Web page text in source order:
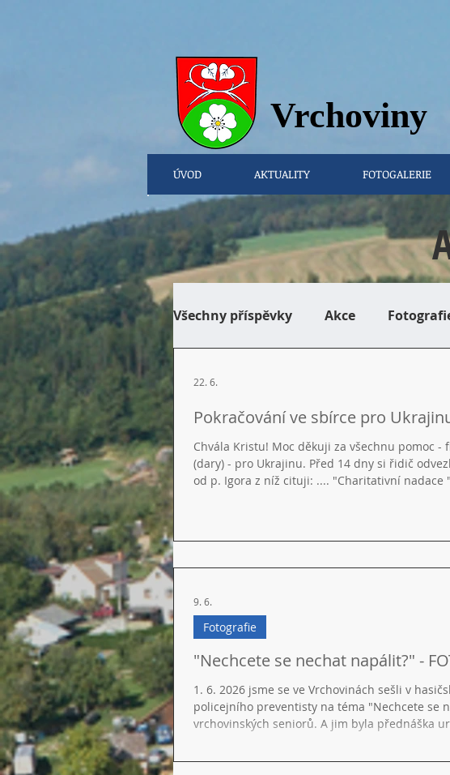
ÚVOD AKTUALITY FOTOGALERIE
Vrchoviny
Všechny příspěvky Akce
Pokračování ve sbírce pro
Chvála Kristu! Moc děkuji za všechnu pomoc
(dary) - pro Ukrajinu. Před 14 dny si řidič
od p. Igora z níž cituji: .... "Charitativní nadace
vyjadřuje vděčnost za spolupráci, podporu a
22. 6.
"Nechcete se nechat napálit?" -
1. 6. 2026 jsme se ve Vrchovinách sešli v
policejního preventisty na téma "Nechcete se
vrchovinských seniorů. A jim byla přednáška
na co si dát pozor. Nejen na peněženku v
střehu, vše si pečlivě rozmýšlet, poradit se v
Fotografie
9. 6.